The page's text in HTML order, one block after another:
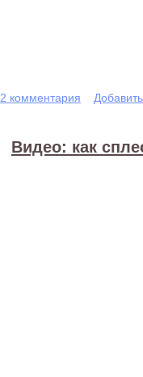
2 комментария
Видео: как